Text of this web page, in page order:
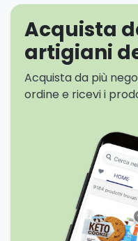
Acquista
artigiani
Acquista da più
ordine e ricevi i